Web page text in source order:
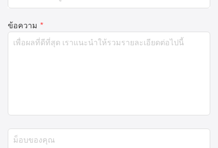
ข้อความ *